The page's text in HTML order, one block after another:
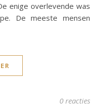
enige overlevende was
De meeste mensen
0 reacties